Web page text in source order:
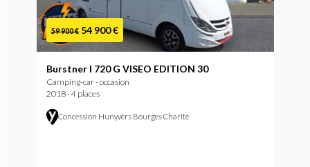
59 900 € 54 900 €
Burstner I 720 G VISEO EDITION 30
Camping-car - occasion
2018 - 4 places
Concession Hunyvers Bourges Charité